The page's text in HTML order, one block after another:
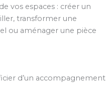
vos espaces : créer un
transformer une
ou aménager une pièce
d’un accompagnement